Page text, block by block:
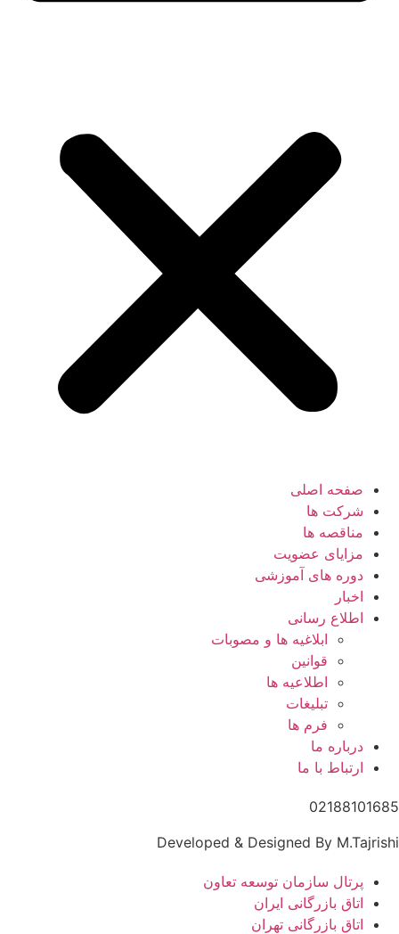
صفحه اصلی
شرکت ها
مناقصه ها
مزایای عضویت
دوره های آموزشی
اخبار
اطلاع رسانی
ابلاغیه ها و مصوبات
قوانین
اطلاعیه ها
تبلیغات
فرم ها
درباره ما
ارتباط با ما
02188101685
Developed & Designed By M.Tajrishi
پرتال سازمان توسعه تعاون
اتاق بازرگانی ایران
اتاق بازرگانی تهران